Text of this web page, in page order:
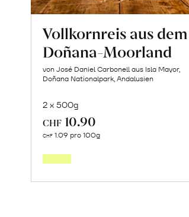
Vollkornreis aus dem
Doñana-Moorland
von José Daniel Carbonell aus Isla Mayor,
Doñana Nationalpark, Andalusien
2 x 500g
CHF 10.90
CHF 1.09 pro 100g